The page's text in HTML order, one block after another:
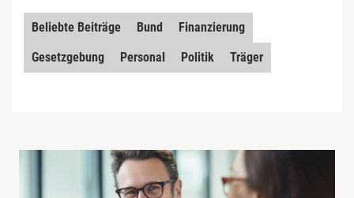
Beliebte Beiträge Bund
Finanzierung
Gesetzgebung
Personal Politik Träger